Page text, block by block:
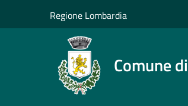
Regione Lombardia
Comune